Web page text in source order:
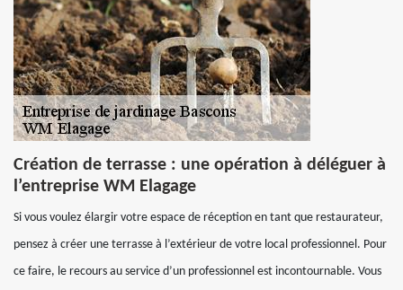
Création de terrasse : une opération à déléguer à
l’entreprise WM Elagage
Si vous voulez élargir votre espace de réception en tant que restaurateur,
pensez à créer une terrasse à l’extérieur de votre local professionnel. Pour
ce faire, le recours au service d’un professionnel est incontournable. Vous